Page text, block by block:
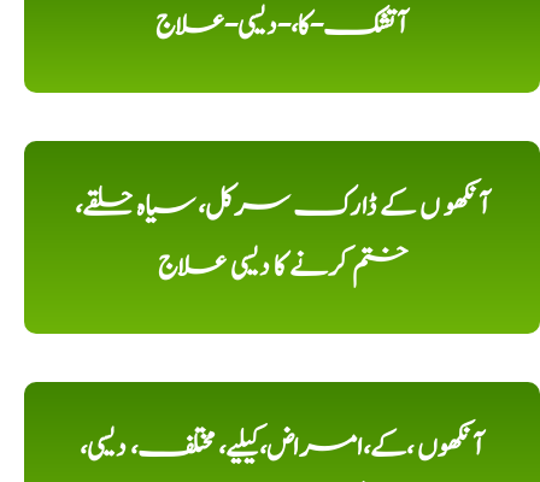
آتشک-کا،-دیسی-علاج
آنکھو ں کے ڈارک سرکل، سیاہ حلقے،
ختم کرنے کا دیسی علاج
آنکھوں ،کے،امراض،کیلیے، مختلف، دیسی،